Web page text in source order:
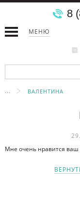
МЕНЮ
8
... ВАЛЕНТИНА
Мне очень нравится ваш